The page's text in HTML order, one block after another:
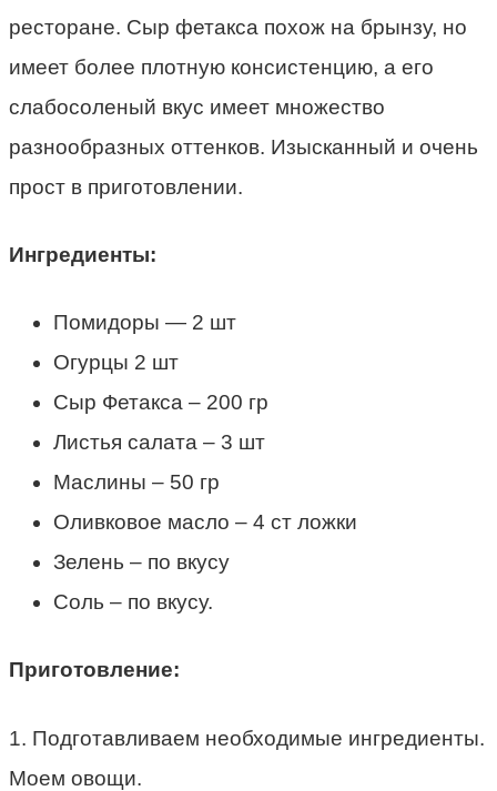
ресторане. Сыр фетакса похож на брынзу, но
имеет более плотную консистенцию, а его
слабосоленый вкус имеет множество
разнообразных оттенков. Изысканный и очень
прост в приготовлении.
Ингредиенты:
Помидоры — 2 шт
Огурцы 2 шт
Сыр Фетакса – 200 гр
Листья салата – 3 шт
Маслины – 50 гр
Оливковое масло – 4 ст ложки
Зелень – по вкусу
Соль – по вкусу.
Приготовление:
1. Подготавливаем необходимые ингредиенты.
Моем овощи.